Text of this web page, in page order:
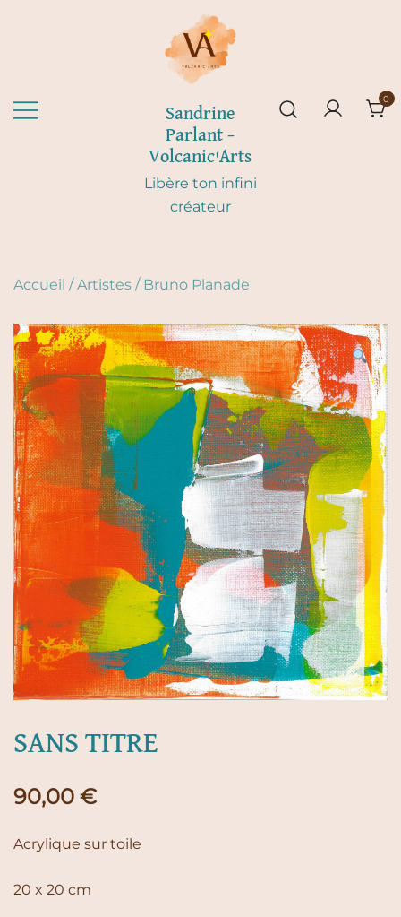
Sandrine
Parlant –
Volcanic'Arts
Libère ton infini
créateur
0
Accueil /Artistes / Bruno Planade
SANS TITRE
90,00 €
Acrylique sur toile
20 x 20 cm